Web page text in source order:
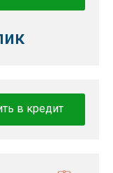
в кредит